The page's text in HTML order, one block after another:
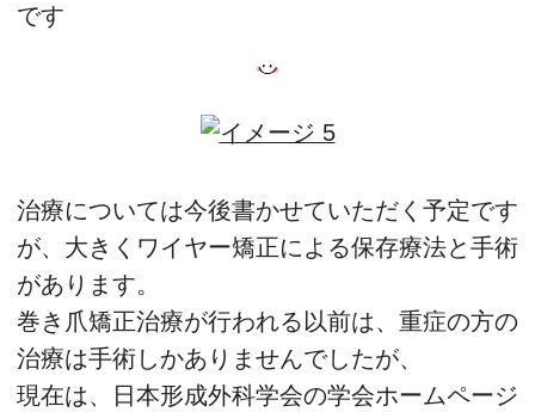
です
治療については今後書かせていただく予定です
が、大きくワイヤー矯正による保存療法と手術
があります。
巻き爪矯正治療が行われる以前は、重症の方の
治療は手術しかありませんでしたが、
現在は、日本形成外科学会の学会ホームページ